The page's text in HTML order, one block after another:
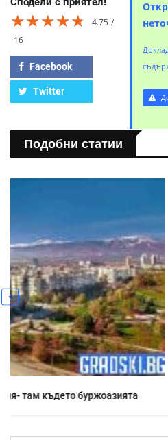
★★★★★
★★★★★
★★★★★
4.75
16
Facebook
Twitter
Подобни статии
Хорър реалност: Какво се